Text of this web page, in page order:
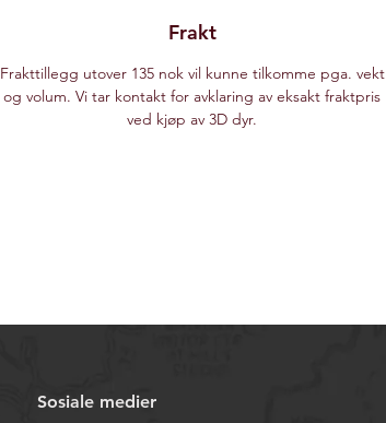
Frakt
Frakttillegg utover 135 nok vil kunne tilkomme pga. vekt
og volum. Vi tar kontakt for avklaring av eksakt fraktpris
ved kjøp av 3D dyr.
Sosiale medier